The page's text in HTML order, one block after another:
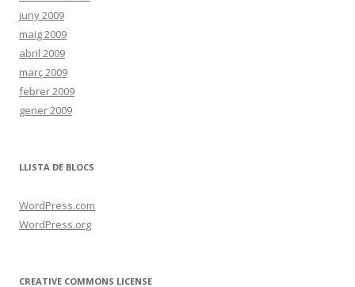
juny 2009
maig 2009
abril 2009
març 2009
febrer 2009
gener 2009
LLISTA DE BLOCS
WordPress.com
WordPress.org
CREATIVE COMMONS LICENSE